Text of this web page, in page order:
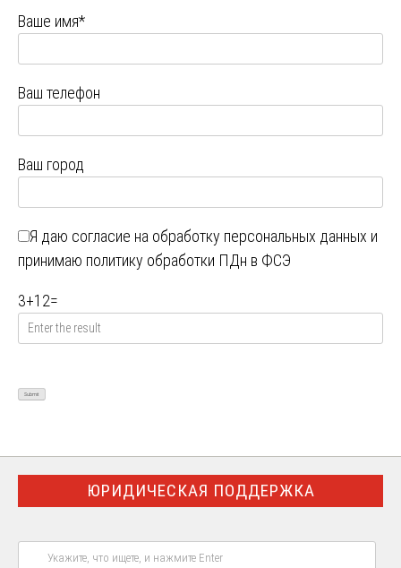
Ваше имя*
Ваш телефон
Ваш город
Я даю согласие на обработку персональных данных и
принимаю политику обработки ПДн в ФСЭ
3+12=
ЮРИДИЧЕСКАЯ ПОДДЕРЖКА